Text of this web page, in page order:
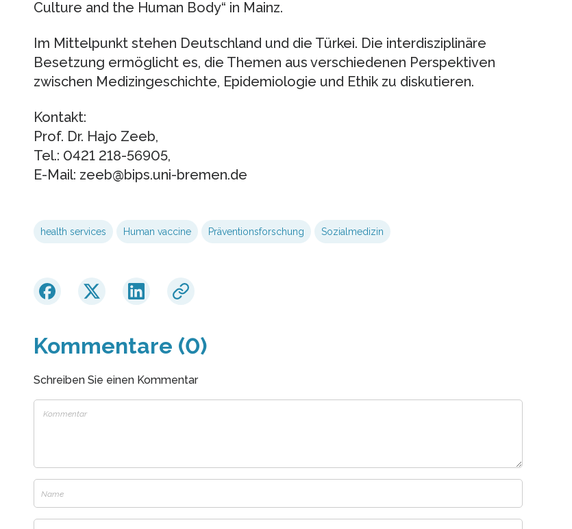
Culture and the Human Body“ in Mainz.
Im Mittelpunkt stehen Deutschland und die Türkei. Die interdisziplinäre
Besetzung ermöglicht es, die Themen aus verschiedenen Perspektiven
zwischen Medizingeschichte, Epidemiologie und Ethik zu diskutieren.
Kontakt:
Prof. Dr. Hajo Zeeb,
Tel.: 0421 218-56905,
E-Mail: zeeb@bips.uni-bremen.de
health services Human vaccine Präventionsforschung Sozialmedizin
Kommentare (0)
Schreiben Sie einen Kommentar